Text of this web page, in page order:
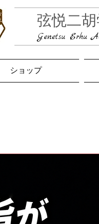
弦悦二
Genetsu Erhu
ショップ